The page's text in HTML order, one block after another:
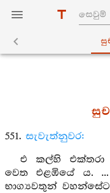
551. සැවැත්නුවර:
එ කල්හි එක්තරා
වෙත එළඹියේ ය.
භාග්‍යවතුන්